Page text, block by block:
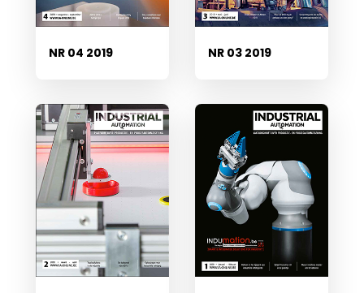
NR 04 2019 NR 03 2019